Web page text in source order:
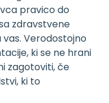
pravico do
zdravstvene
Verodostojno
ki se ne hrani
zagotoviti, če
ki to